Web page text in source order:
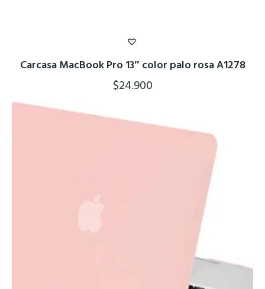
Carcasa MacBook Pro 13″ color palo rosa A1278
$24.900